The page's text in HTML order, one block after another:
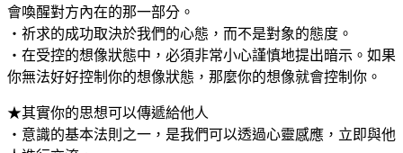
會喚醒對方內在的那一部分。
‧祈求的成功取決於我們的心態，而不是對象的態度。
‧在受控的想像狀態中，必須非常小心謹慎地提出暗示。如果
你無法好好控制你的想像狀態，那麼你的想像就會控制你。
★其實你的思想可以傳遞給他人
‧意識的基本法則之一，是我們可以透過心靈感應，立即與他